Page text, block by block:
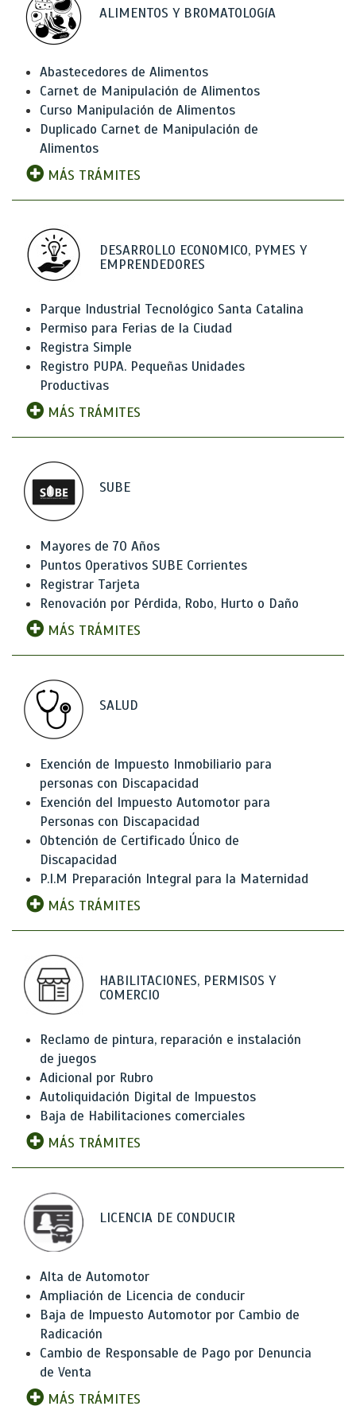
ALIMENTOS Y BROMATOLOGíA
Abastecedores de Alimentos
Carnet de Manipulación de Alimentos
Curso Manipulación de Alimentos
Duplicado Carnet de Manipulación de
Alimentos
MÁS TRÁMITES
DESARROLLO ECONOMICO, PYMES Y
EMPRENDEDORES
Parque Industrial Tecnológico Santa Catalina
Permiso para Ferias de la Ciudad
Registra Simple
Registro PUPA. Pequeñas Unidades
Productivas
MÁS TRÁMITES
SUBE
Mayores de 70 Años
Puntos Operativos SUBE Corrientes
Registrar Tarjeta
Renovación por Pérdida, Robo, Hurto o Daño
MÁS TRÁMITES
SALUD
Exención de Impuesto Inmobiliario para
personas con Discapacidad
Exención del Impuesto Automotor para
Personas con Discapacidad
Obtención de Certificado Único de
Discapacidad
P.I.M Preparación Integral para la Maternidad
MÁS TRÁMITES
HABILITACIONES, PERMISOS Y
COMERCIO
Reclamo de pintura, reparación e instalación
de juegos
Adicional por Rubro
Autoliquidación Digital de Impuestos
Baja de Habilitaciones comerciales
MÁS TRÁMITES
LICENCIA DE CONDUCIR
Alta de Automotor
Ampliación de Licencia de conducir
Baja de Impuesto Automotor por Cambio de
Radicación
Cambio de Responsable de Pago por Denuncia
de Venta
MÁS TRÁMITES